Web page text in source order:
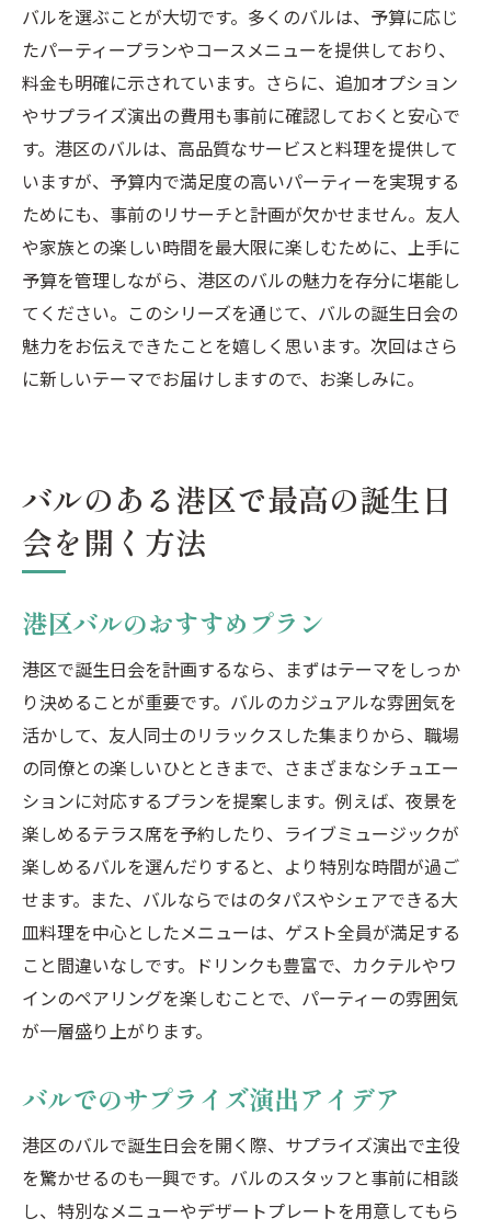
バルを選ぶことが大切です。多くのバルは、予算に応じ
たパーティープランやコースメニューを提供しており、
料金も明確に示されています。さらに、追加オプション
やサプライズ演出の費用も事前に確認しておくと安心で
す。港区のバルは、高品質なサービスと料理を提供して
いますが、予算内で満足度の高いパーティーを実現する
ためにも、事前のリサーチと計画が欠かせません。友人
や家族との楽しい時間を最大限に楽しむために、上手に
予算を管理しながら、港区のバルの魅力を存分に堪能し
てください。このシリーズを通じて、バルの誕生日会の
魅力をお伝えできたことを嬉しく思います。次回はさら
に新しいテーマでお届けしますので、お楽しみに。
バルのある港区で最高の誕生日
会を開く方法
港区バルのおすすめプラン
港区で誕生日会を計画するなら、まずはテーマをしっか
り決めることが重要です。バルのカジュアルな雰囲気を
活かして、友人同士のリラックスした集まりから、職場
の同僚との楽しいひとときまで、さまざまなシチュエー
ションに対応するプランを提案します。例えば、夜景を
楽しめるテラス席を予約したり、ライブミュージックが
楽しめるバルを選んだりすると、より特別な時間が過ご
せます。また、バルならではのタパスやシェアできる大
皿料理を中心としたメニューは、ゲスト全員が満足する
こと間違いなしです。ドリンクも豊富で、カクテルやワ
インのペアリングを楽しむことで、パーティーの雰囲気
が一層盛り上がります。
バルでのサプライズ演出アイデア
港区のバルで誕生日会を開く際、サプライズ演出で主役
を驚かせるのも一興です。バルのスタッフと事前に相談
し、特別なメニューやデザートプレートを用意してもら